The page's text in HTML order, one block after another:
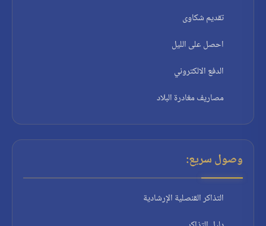
تقديم شكاوى
احصل على الليل
الدفع الالكتروني
مصاريف مغادرة البلاد
وصول سريع:
التذاكر القنصلية الإرشادية